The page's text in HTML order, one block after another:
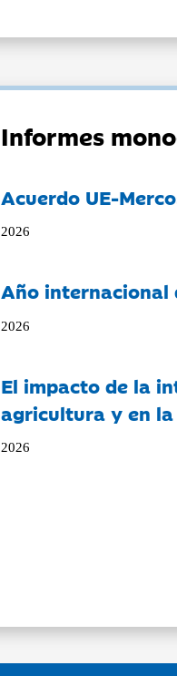
Informes
Acuerdo UE-
2026
Año
2026
El impacto de la
agricultura y en
2026